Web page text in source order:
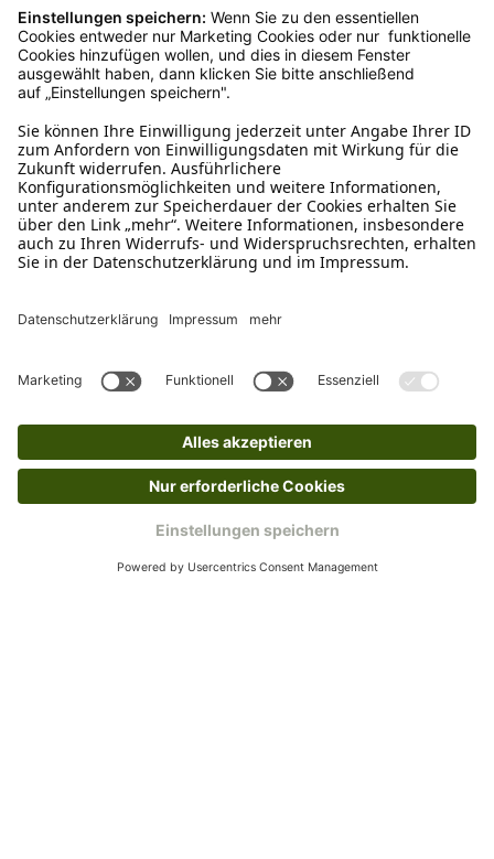
Wie funktioniert die
Rücksendung?
Bitte fülle das Rücksendeformular aus. Dieses
findest du online. Verpacke die Artikel
anschließend sicher und klebe das
Rücksendeetikett auf das Paket. Dieses kannst du
dir in deinem Kundenkonto anfordern. Hast du als
Gast bestellt, schreibe uns eine Email an
Servicezeiten an, dann lassen wir dir ein
Kundenservice
Mo – Fr 9 – 17 Uhr, Sa 9 – 13 Uhr